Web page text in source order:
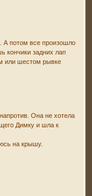
А потом все произошло
кончики задних лап
или шестом рывке
Она не хотела
Димку и шла к
на крышу.